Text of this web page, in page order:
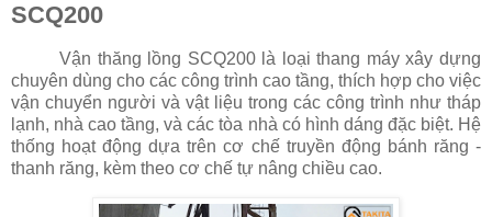
SCQ200
Vận thăng lồng SCQ200 là loại thang máy xây dựng
chuyên dùng cho các công trình cao tầng, thích hợp cho việc
vận chuyển người và vật liệu trong các công trình như tháp
lạnh, nhà cao tầng, và các tòa nhà có hình dáng đặc biệt. Hệ
thống hoạt động dựa trên cơ chế truyền động bánh răng -
thanh răng, kèm theo cơ chế tự nâng chiều cao.